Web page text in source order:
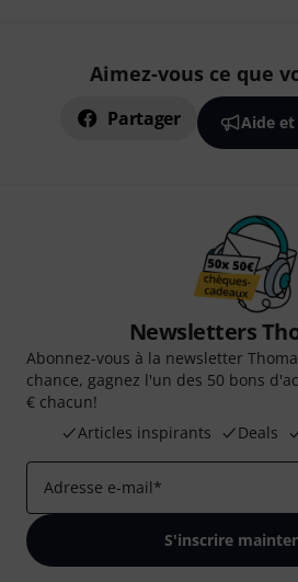
Aimez-vous ce que
Partager Aide
Newsletters
Abonnez-vous à la newsletter
chance, gagnez l'un des 50 bons
€ chacun!
Articles inspirants
Deals
Adresse e-mail*
S'inscrire